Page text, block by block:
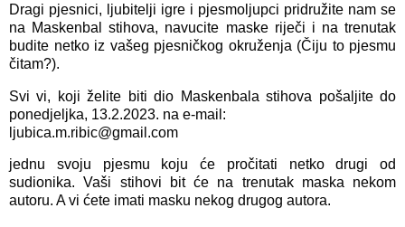
Dragi pjesnici, ljubitelji igre i pjesmoljupci pridružite nam se
na Maskenbal stihova, navucite maske riječi i na trenutak
budite netko iz vašeg pjesničkog okruženja (Čiju to pjesmu
čitam?).
Svi vi, koji želite biti dio Maskenbala stihova pošaljite do
ponedjeljka, 13.2.2023. na e-mail:
ljubica.m.ribic@gmail.com
jednu svoju pjesmu koju će pročitati netko drugi od
sudionika. Vaši stihovi bit će na trenutak maska nekom
autoru. A vi ćete imati masku nekog drugog autora.